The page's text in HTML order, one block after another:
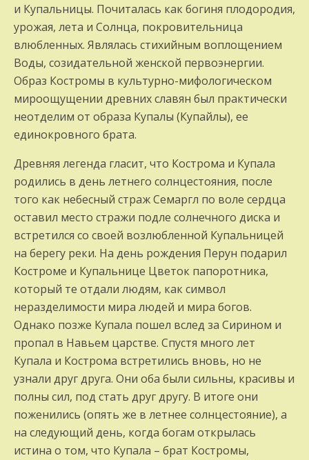
и Купальницы. Почиталась как богиня плодородия,
урожая, лета и Солнца, покровительница
влюбленных. Являлась стихийным воплощением
Воды, созидательной женской первоэнергии.
Образ Костромы в культурно-мифологическом
мироощущении древних славян был практически
неотделим от образа Купалы (Купайлы), ее
единокровного брата.
Древняя легенда гласит, что Кострома и Купала
родились в день летнего солнцестояния, после
того как небесный страж Семаргл по воле сердца
оставил место стражи подле солнечного диска и
встретился со своей возлюбленной Купальницей
на берегу реки. На день рождения Перун подарил
Костроме и Купальнице Цветок папоротника,
который те отдали людям, как символ
неразделимости мира людей и мира богов.
Однако позже Купала пошел вслед за Сирином и
пропал в Навьем царстве. Спустя много лет
Купала и Кострома встретились вновь, но не
узнали друг друга. Они оба были сильны, красивы и
полны сил, под стать друг другу. В итоге они
поженились (опять же в летнее солнцестояние), а
на следующий день, когда богам открылась
истина о том, что Купала – брат Костромы,